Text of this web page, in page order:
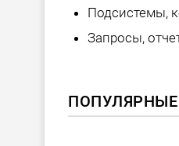
Подсистемы,
Запросы,